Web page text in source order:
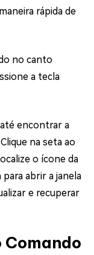
rápida de
no canto
a tecla
encontrar a
na seta ao
o ícone da
para abrir a janela
e recuperar
Comando